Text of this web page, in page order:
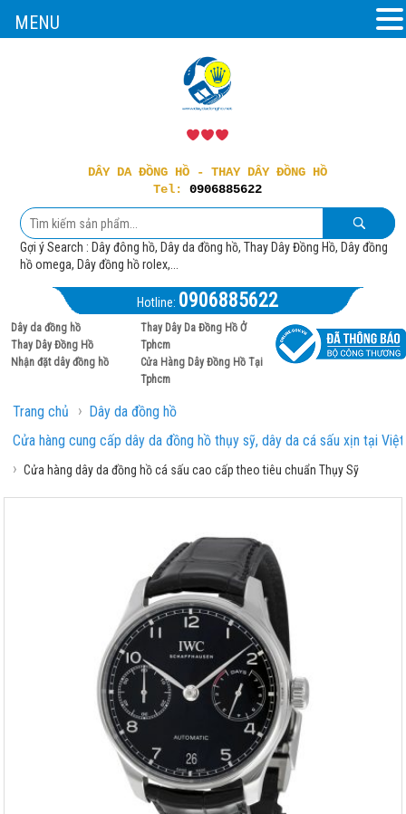
DÂY DA ĐỒNG HỒ - THAY DÂY ĐỒNG HỒ
Tel: 0906885622
Gợi ý Search : Dây đông hồ, Dây da đồng hồ, Thay Dây Đồng Hồ, Dây đồng
hồ omega, Dây đồng hồ rolex,...
Hotline: 0906885622
Dây da đồng hồ
Thay Dây Đồng Hồ
Nhận đặt dây đồng hồ
Thay Dây Da Đồng Hồ Ở
Tphcm
Cửa Hàng Dây Đồng Hồ Tại
Tphcm
Trang chủ › Dây da đồng hồ
Cửa hàng cung cấp dây da đồng hồ thụy sỹ, dây da cá sấu xịn tại
› Cửa hàng dây da đồng hồ cá sấu cao cấp theo tiêu chuẩn Thụy Sỹ
MENU